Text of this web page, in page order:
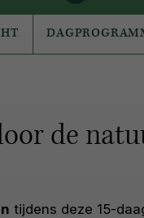
de
tijdens deze 15-